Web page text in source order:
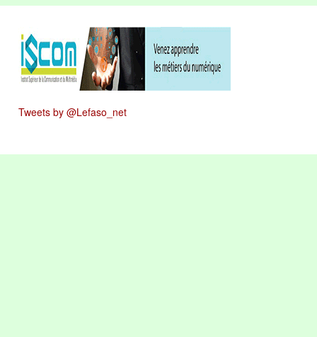
Tweets by @Lefaso_net